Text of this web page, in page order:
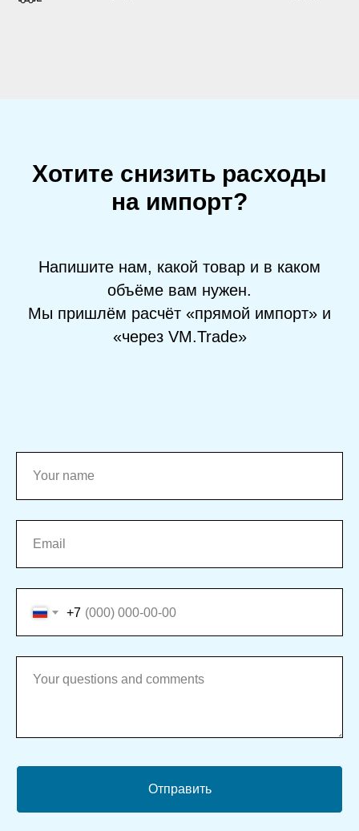
Хотите снизить расходы
на импорт?
Напишите нам, какой товар и в каком
объёме вам нужен.
Мы пришлём расчёт «прямой импорт» и
«через VM.Trade»
+7
Отправить